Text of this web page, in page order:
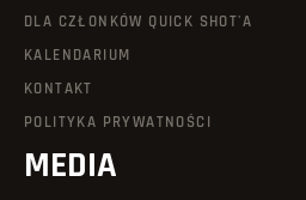
DLA CZŁONKÓW QUICK SHOT'A
KALENDARIUM
KONTAKT
POLITYKA PRYWATNOŚCI
MEDIA